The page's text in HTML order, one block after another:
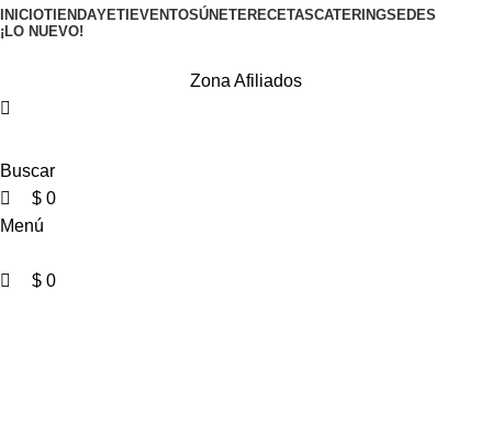
INICIOTIENDAYETI EVENTOSÚNETERECETASCATERINGSEDES
¡LO NUEVO!
Zona Afiliados
Buscar
$ 0
Menú
$ 0